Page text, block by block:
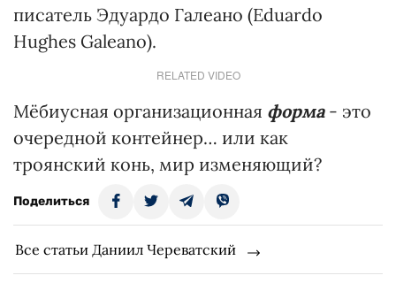
писатель Эдуардо Галеано (Eduardo
Hughes Galeano).
RELATED VIDEO
Мёбиусная организационная форма- это
очередной контейнер… или как
троянский конь, мир изменяющий?
Поделиться
Все статьи Даниил Череватский